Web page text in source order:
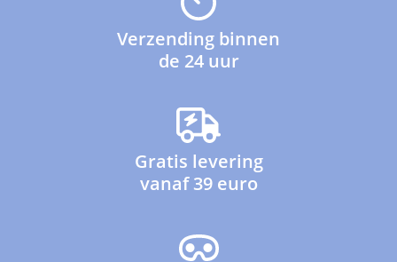
Verzending binnen
de 24 uur
Gratis levering
vanaf 39 euro